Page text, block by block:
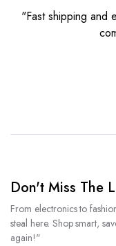
"Fast shipping and
Don't Miss The
From electronics to
steal here. Shop smart,
again!"